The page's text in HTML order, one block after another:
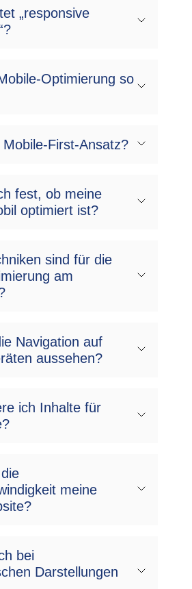
„responsive
Optimierung so
First-Ansatz?
fest, ob meine
optimiert ist?
sind für die
am
Navigation auf
aussehen?
ich Inhalte für
meine
bei
Darstellungen